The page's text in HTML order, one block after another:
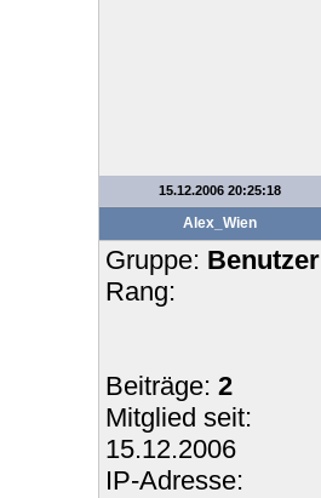
15.12.2006 20:25:18
Alex_Wien
Gruppe: Benutzer
Rang:
Beiträge: 2
Mitglied seit:
15.12.2006
IP-Adresse: